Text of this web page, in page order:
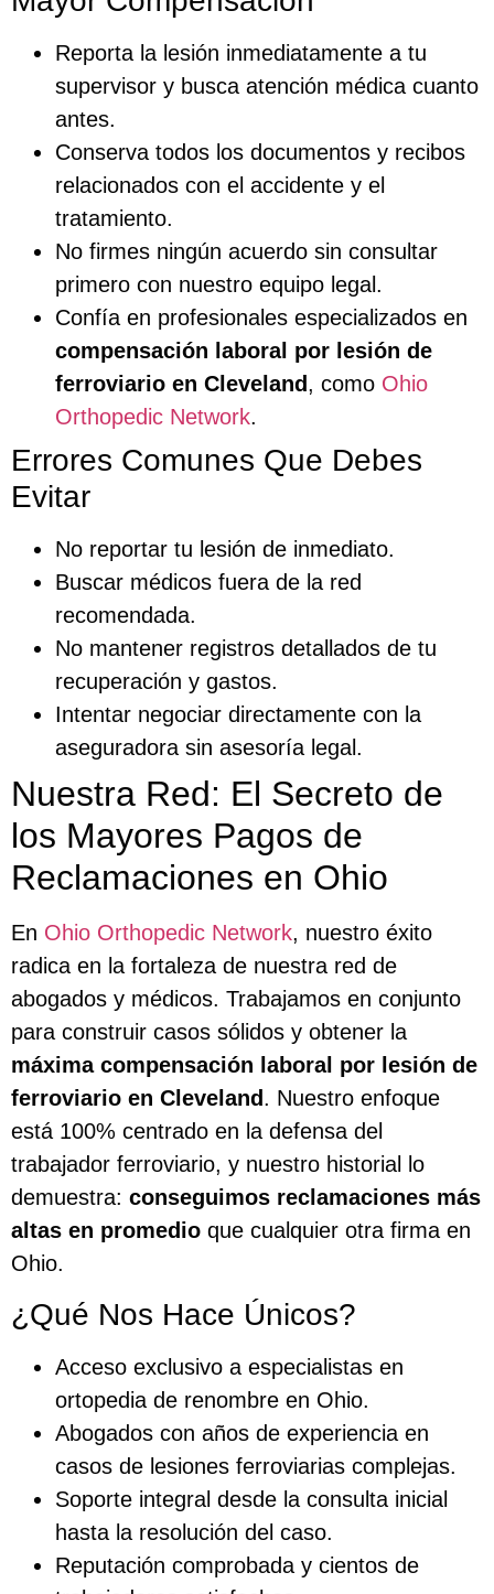
Reporta la lesión inmediatamente a tu
supervisor y busca atención médica cuanto
antes.
Conserva todos los documentos y recibos
relacionados con el accidente y el
tratamiento.
No firmes ningún acuerdo sin consultar
primero con nuestro equipo legal.
Confía en profesionales especializados en
compensación laboral por lesión de
ferroviario en Cleveland, como Ohio
Orthopedic Network.
Errores Comunes Que Debes
Evitar
No reportar tu lesión de inmediato.
Buscar médicos fuera de la red
recomendada.
No mantener registros detallados de tu
recuperación y gastos.
Intentar negociar directamente con la
aseguradora sin asesoría legal.
Nuestra Red: El Secreto de
los Mayores Pagos de
Reclamaciones en Ohio
En Ohio Orthopedic Network, nuestro éxito
radica en la fortaleza de nuestra red de
abogados y médicos. Trabajamos en conjunto
para construir casos sólidos y obtener la
máxima compensación laboral por lesión de
ferroviario en Cleveland. Nuestro enfoque
está 100% centrado en la defensa del
trabajador ferroviario, y nuestro historial lo
demuestra: conseguimos reclamaciones más
altas en promedio que cualquier otra firma en
Ohio.
¿Qué Nos Hace Únicos?
Acceso exclusivo a especialistas en
ortopedia de renombre en Ohio.
Abogados con años de experiencia en
casos de lesiones ferroviarias complejas.
Soporte integral desde la consulta inicial
hasta la resolución del caso.
Reputación comprobada y cientos de